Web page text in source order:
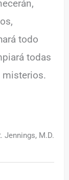
todo
todas
misterios.
Jennings, M.D.